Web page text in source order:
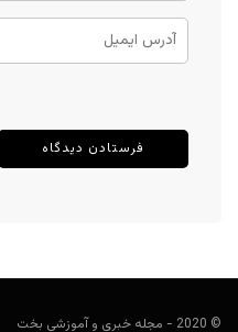
© 2020 - مجله خبری و آموزشی بخت